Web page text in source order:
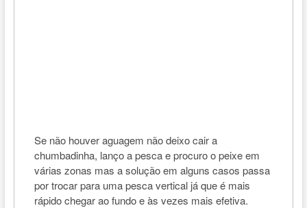
Se não houver aguagem não deixo cair a
chumbadinha, lanço a pesca e procuro o peixe em
várias zonas mas a solução em alguns casos passa
por trocar para uma pesca vertical já que é mais
rápido chegar ao fundo e às vezes mais efetiva.